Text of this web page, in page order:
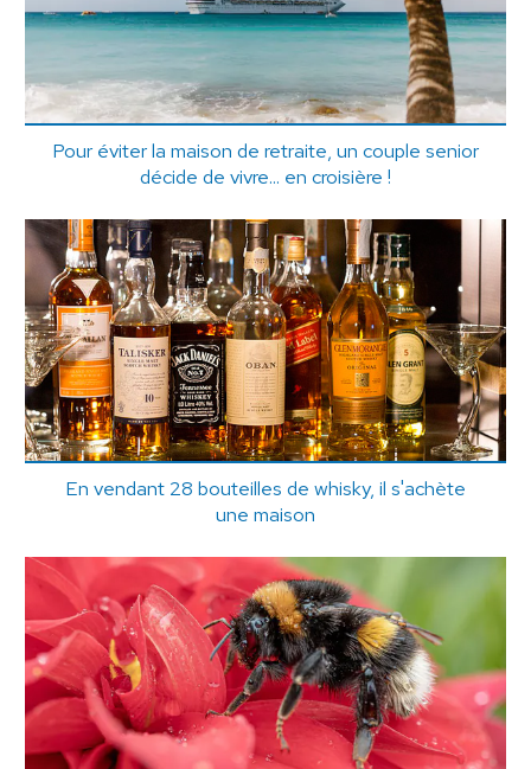
Pour éviter la maison de retraite, un couple senior
décide de vivre... en croisière !
En vendant 28 bouteilles de whisky, il s'achète
une maison